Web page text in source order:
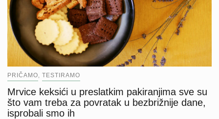
PRIČAMO TESTIRAMO
Mrvice keksići u preslatkim pakiranjima sve su
što vam treba za povratak u bezbrižnije dane,
isprobali smo ih